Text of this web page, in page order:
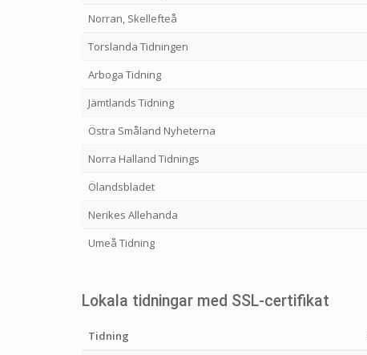
Norran, Skellefteå
Torslanda Tidningen
Arboga Tidning
Jämtlands Tidning
Östra Småland Nyheterna
Norra Halland Tidnings
Ölandsbladet
Nerikes Allehanda
Umeå Tidning
Lokala tidningar med SSL-certifikat
Tidning